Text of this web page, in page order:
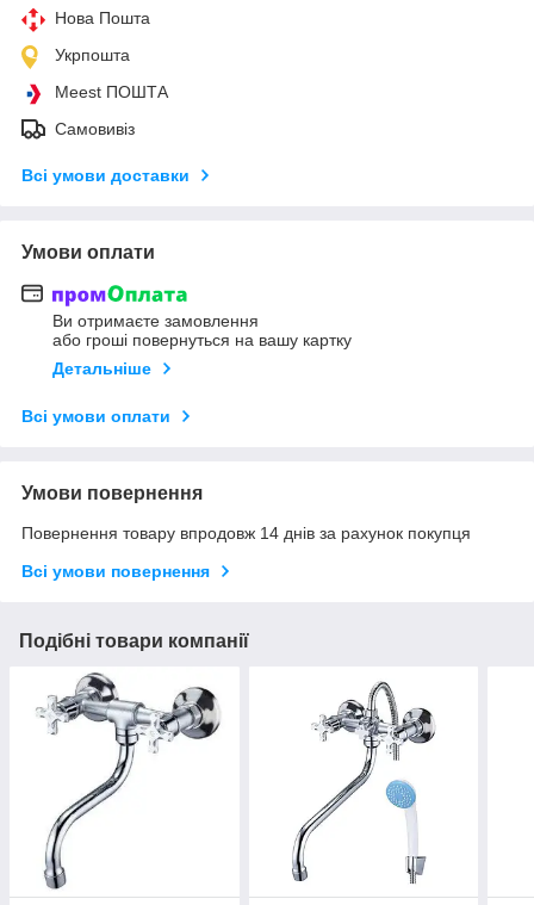
Нова Пошта
Укрпошта
Meest ПОШТА
Самовивіз
Всі умови доставки
Умови оплати
Ви отримаєте замовлення
або гроші повернуться на вашу картку
Детальніше
Всі умови оплати
Умови повернення
Повернення товару впродовж 14 днів за рахунок покупця
Всі умови повернення
Подібні товари компанії